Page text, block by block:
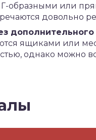
Г-образными или
довольно
ящиками или
однако можно